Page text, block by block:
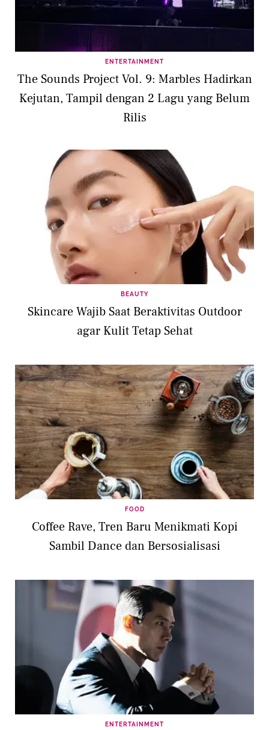
ENTERTAINMENT
The Sounds Project Vol. 9: Marbles Hadirkan
Kejutan, Tampil dengan 2 Lagu yang Belum
Rilis
BEAUTY
Skincare Wajib Saat Beraktivitas Outdoor
agar Kulit Tetap Sehat
FOOD
Coffee Rave, Tren Baru Menikmati Kopi
Sambil Dance dan Bersosialisasi
ENTERTAINMENT